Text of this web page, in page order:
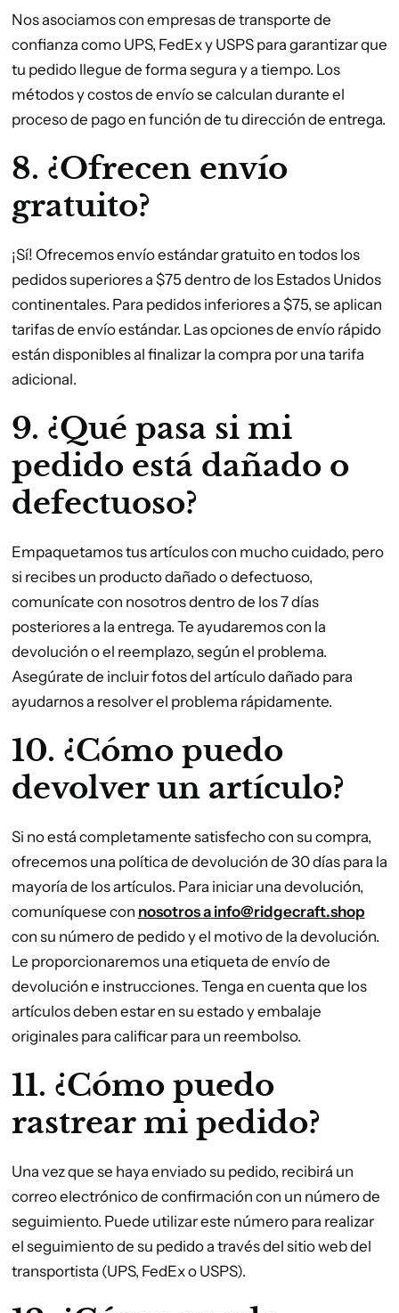
Nos asociamos con empresas de transporte de
confianza como UPS, FedEx y USPS para garantizar que
tu pedido llegue de forma segura y a tiempo. Los
métodos y costos de envío se calculan durante el
proceso de pago en función de tu dirección de entrega.
8. ¿Ofrecen envío
gratuito?
¡Sí! Ofrecemos envío estándar gratuito en todos los
pedidos superiores a $75 dentro de los Estados Unidos
continentales. Para pedidos inferiores a $75, se aplican
tarifas de envío estándar. Las opciones de envío rápido
están disponibles al finalizar la compra por una tarifa
adicional.
9. ¿Qué pasa si mi
pedido está dañado o
defectuoso?
Empaquetamos tus artículos con mucho cuidado, pero
si recibes un producto dañado o defectuoso,
comunícate con nosotros dentro de los 7 días
posteriores a la entrega. Te ayudaremos con la
devolución o el reemplazo, según el problema.
Asegúrate de incluir fotos del artículo dañado para
ayudarnos a resolver el problema rápidamente.
10. ¿Cómo puedo
devolver un artículo?
Si no está completamente satisfecho con su compra,
ofrecemos una política de devolución de 30 días para la
mayoría de los artículos. Para iniciar una devolución,
comuníquese con nosotrosa info@ridgecraft.shop
con su número de pedido y el motivo de la devolución.
Le proporcionaremos una etiqueta de envío de
devolución e instrucciones. Tenga en cuenta que los
artículos deben estar en su estado y embalaje
originales para calificar para un reembolso.
11. ¿Cómo puedo
rastrear mi pedido?
Una vez que se haya enviado su pedido, recibirá un
correo electrónico de confirmación con un número de
seguimiento. Puede utilizar este número para realizar
el seguimiento de su pedido a través del sitio web del
transportista (UPS, FedEx o USPS).